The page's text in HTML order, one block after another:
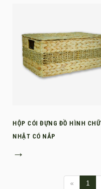
HỘP CÓI ĐỰNG ĐỒ HÌNH CHỮ
NHẬT CÓ NẮP
→
« 1